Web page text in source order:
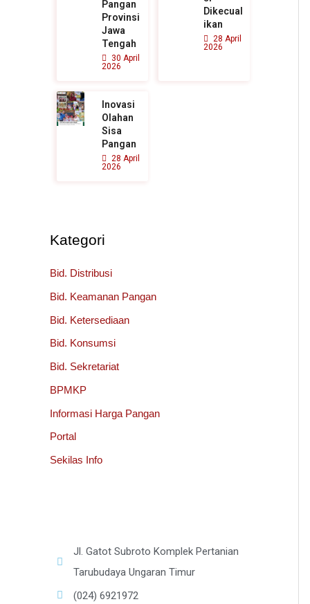
Pangan
Provinsi
Jawa
Tengah
30 April
2026
Dikecual
ikan
28 April
2026
Inovasi
Olahan
Sisa
Pangan
28 April
2026
Kategori
Bid. Distribusi
Bid. Keamanan Pangan
Bid. Ketersediaan
Bid. Konsumsi
Bid. Sekretariat
BPMKP
Informasi Harga Pangan
Portal
Sekilas Info
Jl. Gatot Subroto Komplek Pertanian
Tarubudaya Ungaran Timur
(024) 6921972